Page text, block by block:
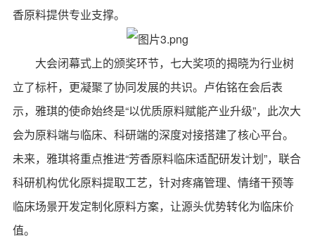
香原料提供专业支撑。
大会闭幕式上的颁奖环节，七大奖项的揭晓为行业树
立了标杆，更凝聚了协同发展的共识。卢佑铭在会后表
示，雅琪的使命始终是“以优质原料赋能产业升级”，此次大
会为原料端与临床、科研端的深度对接搭建了核心平台。
未来，雅琪将重点推进“芳香原料临床适配研发计划”，联合
科研机构优化原料提取工艺，针对疼痛管理、情绪干预等
临床场景开发定制化原料方案，让源头优势转化为临床价
值。